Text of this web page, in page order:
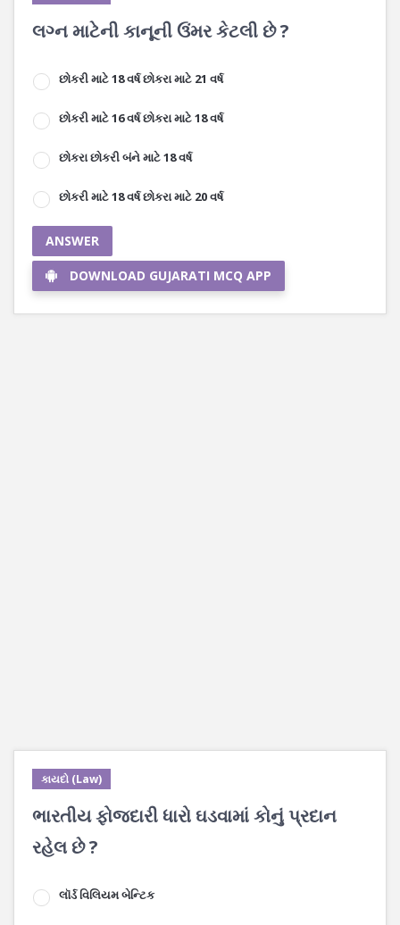
લગ્ન માટેની કાનૂની ઉંમર કેટલી છે ?
છોકરી માટે 18 વર્ષ છોકરા માટે 21 વર્ષ
છોકરી માટે 16 વર્ષ છોકરા માટે 18 વર્ષ
છોકરા છોકરી બંને માટે 18 વર્ષ
છોકરી માટે 18 વર્ષ છોકરા માટે 20 વર્ષ
ANSWER
DOWNLOAD GUJARATI MCQ APP
કાયદો (Law)
ભારતીય ફોજદારી ધારો ઘડવામાં કોનું પ્રદાન
રહેલ છે ?
લૉર્ડ વિલિયમ બેન્ટિક